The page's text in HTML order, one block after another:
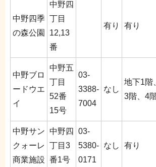
中野四季
の森公園
中野四
丁目
12,13
番
有り 有り
中野ブロ
ードウエ
イ
中野五
丁目
52番
15号
03-
3388-
7004
なし
地下1階
3階、4
中野サン
クォーレ
商業施設
中野四
丁目3
番1号
03-
5380-
0171
なし 有り